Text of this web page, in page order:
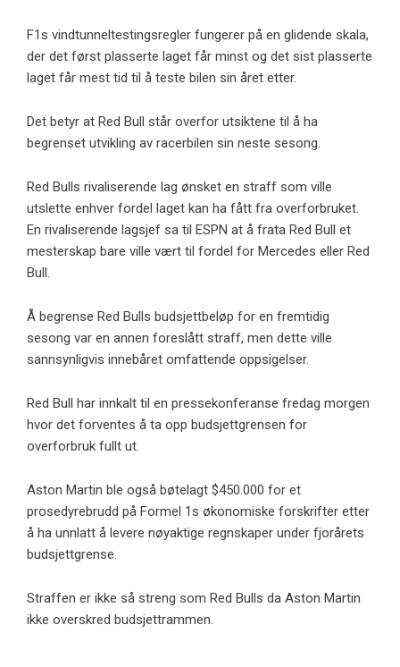
F1s vindtunneltestingsregler fungerer på en glidende skala,
der det først plasserte laget får minst og det sist plasserte
laget får mest tid til å teste bilen sin året etter.
Det betyr at Red Bull står overfor utsiktene til å ha
begrenset utvikling av racerbilen sin neste sesong.
Red Bulls rivaliserende lag ønsket en straff som ville
utslette enhver fordel laget kan ha fått fra overforbruket.
En rivaliserende lagsjef sa til ESPN at å frata Red Bull et
mesterskap bare ville vært til fordel for Mercedes eller Red
Bull.
Å begrense Red Bulls budsjettbeløp for en fremtidig
sesong var en annen foreslått straff, men dette ville
sannsynligvis innebåret omfattende oppsigelser.
Red Bull har innkalt til en pressekonferanse fredag ​​morgen
hvor det forventes å ta opp budsjettgrensen for
overforbruk fullt ut.
Aston Martin ble også bøtelagt $450.000 for et
prosedyrebrudd på Formel 1s økonomiske forskrifter etter
å ha unnlatt å levere nøyaktige regnskaper under fjorårets
budsjettgrense.
Straffen er ikke så streng som Red Bulls da Aston Martin
ikke overskred budsjettrammen.